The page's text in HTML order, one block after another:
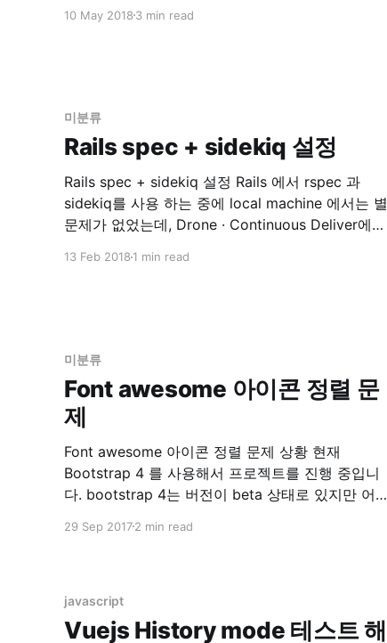
터 구성(after executing, kops update cluster —
10 May 2018 3 min read
미분류
Rails spec + sidekiq 설정
Rails spec + sidekiq 설정 Rails 에서 rspec 과
sidekiq를 사용 하는 중에 local machine 에서는 별
문제가 없었는데, Drone · Continuous Deliver에서
13 Feb 2018 1 min read
미분류
Font awesome 아이콘 정렬 문
제
Font awesome 아이콘 정렬 문제 상황 현재
Bootstrap 4 를 사용해서 프로젝트를 진행 중입니
다. bootstrap 4는 버전이 beta 상태로 있지만 어
트는 모두 bootstrap 4 로 작성 중 입니다.
그래서 기존 Glyphicons
29 Sep 20172 min read
javascript
Vuejs History mode 테스트 해